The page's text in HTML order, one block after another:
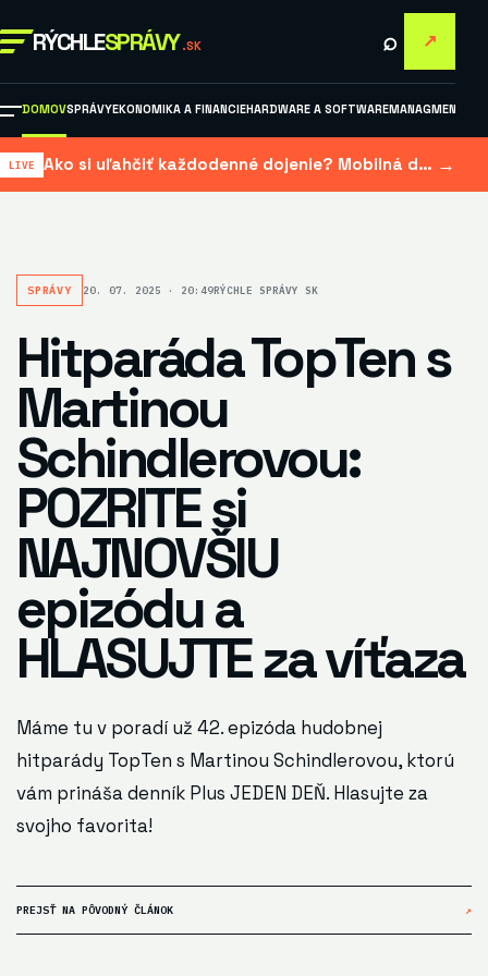
RÝCHLESPRÁVY .SK ⌕ ↗
DOMOVSPRÁVYEKONOMIKA A FINANCIEHARDWARE A SOFTWAREMANAGMENT A
Ako si uľahčiť každodenné dojenie? Mobilná dojačka šetrí čas aj námahu →
SPRÁVY 20. 07. 2025 · 20:49RÝCHLE SPRÁVY SK
Hitparáda TopTen s
Martinou
Schindlerovou:
POZRITE si
NAJNOVŠIU
epizódu a
HLASUJTE za víťaza
Máme tu v poradí už 42. epizóda hudobnej
hitparády TopTen s Martinou Schindlerovou, ktorú
vám prináša denník Plus JEDEN DEŇ. Hlasujte za
svojho favorita!
PREJSŤ NA PÔVODNÝ ČLÁNOK ↗